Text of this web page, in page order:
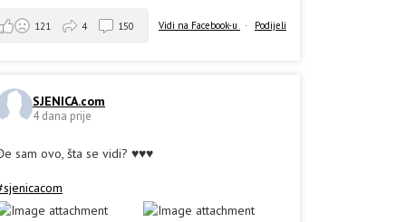
Vidi na Facebook-u · Podijeli
121 4 150
SJENICA.com
4 dana prije
sam ovo, šta se vidi? ♥️♥️♥️